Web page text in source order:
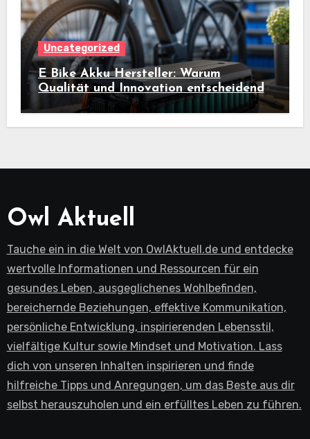
Uncategorized
E Bike Akku Hersteller: Warum
Qualität und Innovation entscheidend
Owl Aktuell
Tauche ein in die Welt von OwlAktuell.de und entdecke
wertvolle Informationen und Ressourcen für ein
gesundes Leben, ausgeglichenes Wohlbefinden,
bereichernde Beziehungen, effektive Kommunikation,
persönliche Entwicklung, inspirierenden Lebensstil,
vielfältige Kultur sowie Mindset und Motivation. Lass
dich von unseren Inhalten inspirieren und finde
hilfreiche Tipps und Anregungen, um das Beste aus dir
selbst herauszuholen und ein erfülltes Leben zu führen.